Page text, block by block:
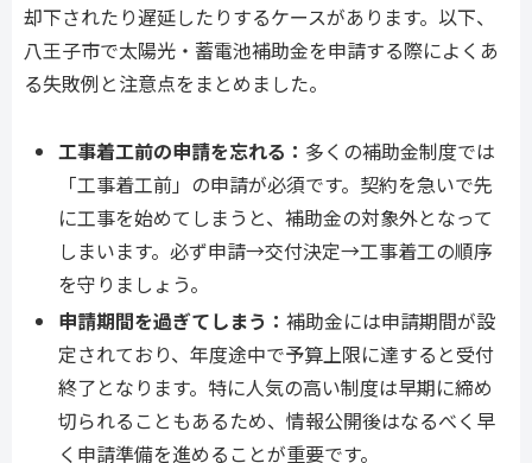
却下されたり遅延したりするケースがあります。以下、
八王子市で太陽光・蓄電池補助金を申請する際によくあ
る失敗例と注意点をまとめました。
工事着工前の申請を忘れる： 多くの補助金制度では
「工事着工前」の申請が必須です。契約を急いで先
に工事を始めてしまうと、補助金の対象外となって
しまいます。必ず申請→交付決定→工事着工の順序
を守りましょう。
申請期間を過ぎてしまう：補助金には申請期間が設
定されており、年度途中で予算上限に達すると受付
終了となります。特に人気の高い制度は早期に締め
切られることもあるため、情報公開後はなるべく早
く申請準備を進めることが重要です。